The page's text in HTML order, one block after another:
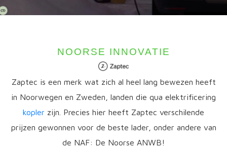
NOORSE INNOVATIE
Zaptec is een merk wat zich al heel lang bewezen heeft
in Noorwegen en Zweden, landen die qua elektrificering
kopler zijn. Precies hier heeft Zaptec verschilende
prijzen gewonnen voor de beste lader, onder andere van
de NAF: De Noorse ANWB!